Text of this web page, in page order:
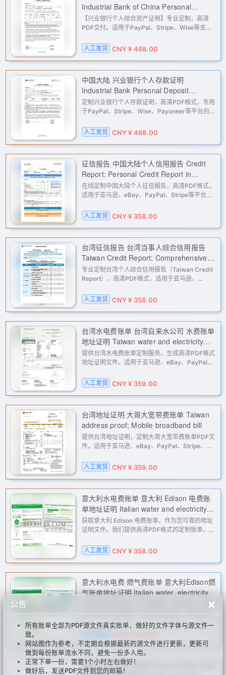
Industrial Bank of China Personal
Comprehensive Asset Certificate
【兴业银行个人综合资产证明】专业定制，高清
PDF交付。适用于PayPal、Stripe、Wise等支付
户解限申诉。请勿用于非法用途。
人工发货 CNY ¥ 468.00
中国大陆 兴业银行个人存款证明
Industrial Bank Personal Deposit
Certificate (Mainland China)
定制兴业银行个人存款证明，高清PDF格式，专用
于PayPal、Stripe、Wise、Payoneer等平台的地
明定制服务，协助您处理账户KYC认证、解限申诉
等问题，确保资料准确，交付迅
人工发货 CNY ¥ 468.00
征信报告 中国大陆个人信用报告 Credit
Report: Personal Credit Report in
Mainland China
在线定制中国大陆个人征信报告，高清PDF格式，
适用于亚马逊、eBay、PayPal、Stripe等平台的
付，解决跨境电商、支付网关、广告账户等多种验
证难题。
人工发货 CNY ¥ 358.00
台湾征信报告 台湾当事人综合信用报告
Taiwan Credit Report; Comprehensive
Credit Report of the Parties Involved in
Taiwan
专业定制台湾个人综合信用报告（Taiwan Credit
Report），高清PDF格式，适用于亚马逊、
址证明。快速解决跨境电商、支付网关、广告账户
的验证难题。
人工发货 CNY ¥ 358.00
台湾水电费账单 台湾自来水公司 水费账单
地址证明 Taiwan water and electricity
bills; Taiwan Water Corporation; water
bill address proof
提供台湾水电费账单定制服务，生成高清PDF格式
地址证明文件。适用于亚马逊、eBay、PayPal、
诉，是跨境电商、金融服务及海外业务的理想地址
证明材料。
人工发货 CNY ¥ 359.00
台湾地址证明 大哥大宽带费账单 Taiwan
address proof; Mobile broadband bill
提供台湾地址证明，定制大哥大宽带费账单PDF文
件。适用于亚马逊、eBay、PayPal、Stripe、
及地址核验。高清原版格式，专为跨境电商、支付
网关、金融服务等场景设计，解决账
人工发货 CNY ¥ 359.00
意大利水电费账单 意大利 Edison 电费账
单地址证明 Italian water and electricity
bills; proof of address for electricity bills
in Edison, Italy.
获取意大利 Edison 电费账单，作为您可靠的地址
证明文件。我们提供高清PDF格式的定制账单，专
二审或KYC地址验证需求而设计，助您轻松完成账
户验证与申诉。
人工发货 CNY ¥ 358.00
意大利水电费·燃气费账单 意大利Edison燃
气账单地址证明 Italian water, electricity,
bills in Edison, Italy.
提供意大利水电费、燃气费账单（如Edison）等地
址证明文件定制服务。高清PDF格式，专为跨境电
商（亚马逊、eBay）、支付平台（PayPal、
景的二审、KYC及地址验证而设计，解
西班牙公户银行对账单 Revolut Bank 公司
公告 ×
所有账单全部为PDF源文件真实账单，做好的文件字体与源文件一
致。
网站图作为参考，不定期会根据最新的源文件进行更新，更新可
做到每份账单流水不同，避免一份多人用。
正常下单一份，需要1个小时左右做好！
做好后，发送PDF文件到您的邮箱！